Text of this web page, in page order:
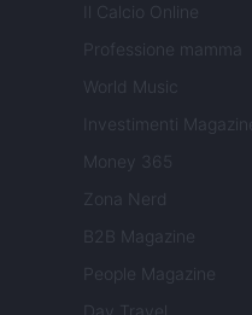
Il Calcio Online
Professione mamma
World Music
Investimenti Magazine
Money 365
Zona Nerd
B2B Magazine
People Magazine